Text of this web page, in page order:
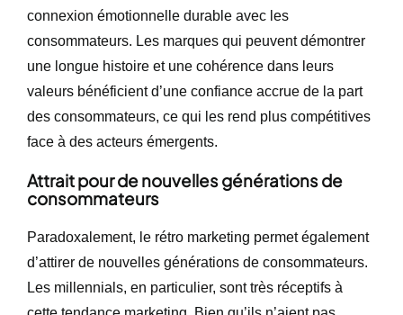
connexion émotionnelle durable avec les
consommateurs. Les marques qui peuvent démontrer
une longue histoire et une cohérence dans leurs
valeurs bénéficient d’une confiance accrue de la part
des consommateurs, ce qui les rend plus compétitives
face à des acteurs émergents.
Attrait pour de nouvelles générations de
consommateurs
Paradoxalement, le rétro marketing permet également
d’attirer de nouvelles générations de consommateurs.
Les millennials, en particulier, sont très réceptifs à